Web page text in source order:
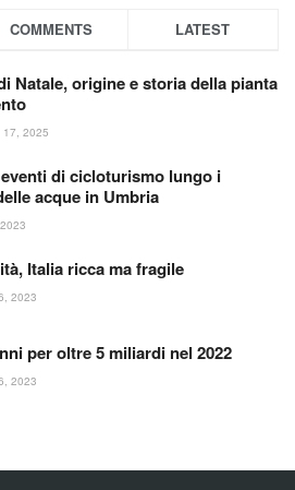
COMMENTS LATEST
Natale, origine e storia della pianta
17, 2025
di cicloturismo lungo i
acque in Umbria
Italia ricca ma fragile
2023
per oltre 5 miliardi nel 2022
2023